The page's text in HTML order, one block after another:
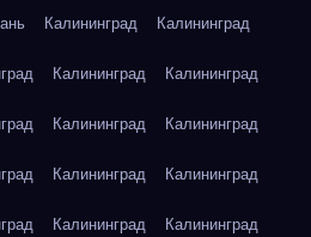
Калининград Калининград
Калининград Калининград
Калининград Калининград
Калининград Калининград
Калининград Калининград